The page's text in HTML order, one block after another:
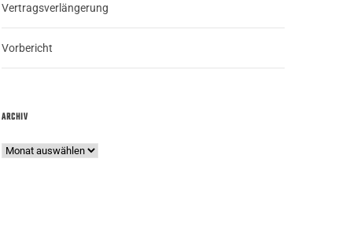
Vertragsverlängerung
Vorbericht
ARCHIV